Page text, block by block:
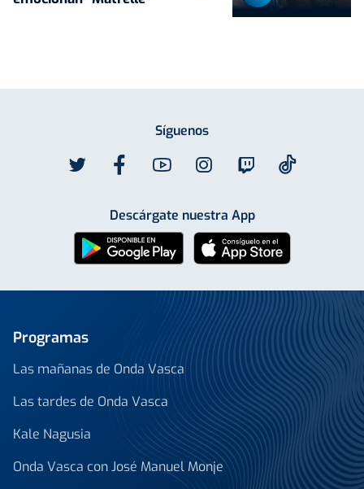
Síguenos
Descárgate nuestra App
Programas
Las mañanas de Onda Vasca
Las tardes de Onda Vasca
Kale Nagusia
Onda Vasca con José Manuel Monje